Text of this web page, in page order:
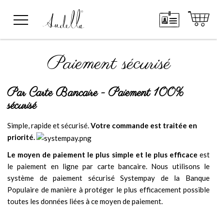
Paiement sécurisé
Par Carte Bancaire - Paiement 100%
sécurisé
Simple, rapide et sécurisé.Votre commande est traitée en
priorité.
Le moyen de paiement le plus simple et le plus efficace est
le paiement en ligne par carte bancaire. Nous utilisons le
système de paiement sécurisé Systempay de la Banque
Populaire de manière à protéger le plus efficacement possible
toutes les données liées à ce moyen de paiement.